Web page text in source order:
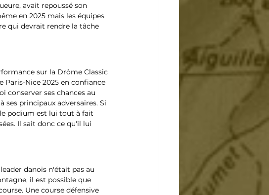
avait repoussé son
en 2025 mais les équipes
qui devrait rendre la tâche
sur la Drôme Classic
Paris-Nice 2025 en confiance
conserver ses chances au
principaux adversaires. Si
podium est lui tout à fait
Il sait donc ce qu'il lui
danois n'était pas au
il est possible que
Une course défensive